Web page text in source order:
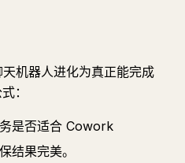
机器人进化为真正能完成
：
是否适合 Cowork
结果完美。